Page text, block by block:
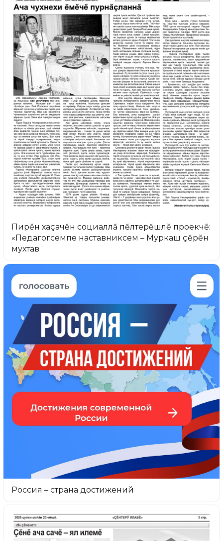
Пирĕн хаçачĕн социаллă пĕлтерĕшлĕ проекчĕ:
«Педагогсемпе наставниксем – Муркаш çĕрĕн
мухтав
Россия – страна достижений